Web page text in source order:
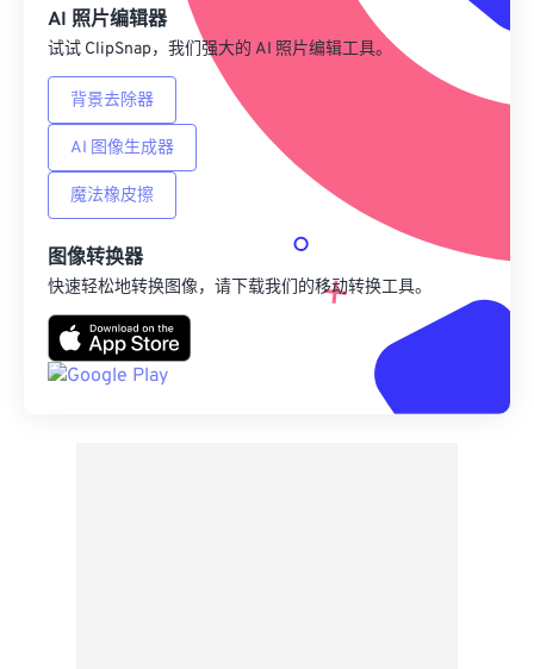
AI 照片编辑器
试试 ClipSnap，我们强大的 AI 照片编辑工具。
背景去除器
AI 图像生成器
魔法橡皮擦
图像转换器
快速轻松地转换图像，请下载我们的移动转换工具。